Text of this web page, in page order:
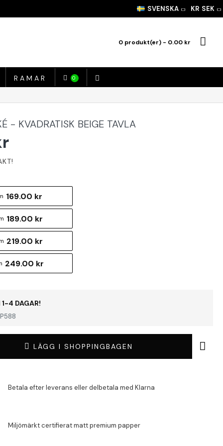
SVENSKA KR SEK
0 produkt(er) - 0.00 kr
RAMAR 0
- KVADRATISK BEIGE TAVLA
4 DAGAR!
P588
169.00 kr
189.00 kr
219.00 kr
249.00 kr
LÄGG I SHOPPINGBAGEN